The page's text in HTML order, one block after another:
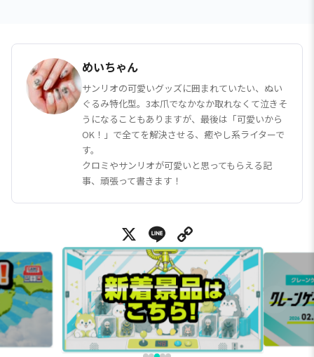
めいちゃん
サンリオの可愛いグッズに囲まれていたい、ぬい
ぐるみ特化型。3本爪でなかなか取れなくて泣きそ
うになることもありますが、最後は「可愛いから
OK！」で全てを解決させる、癒やし系ライターで
す。
クロミやサンリオが可愛いと思ってもらえる記
事、頑張って書きます！
X Line